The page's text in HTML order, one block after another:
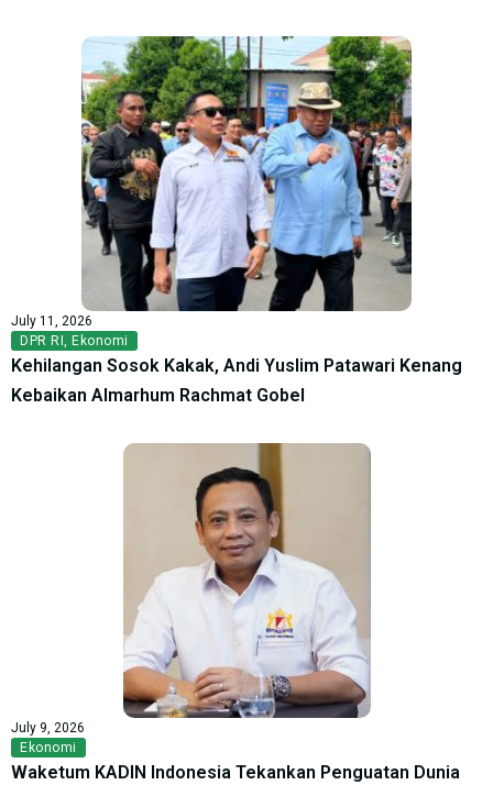
July 11, 2026
DPR RI , Ekonomi
Kehilangan Sosok Kakak, Andi Yuslim Patawari Kenang
Kebaikan Almarhum Rachmat Gobel
July 9, 2026
Ekonomi
Waketum KADIN Indonesia Tekankan Penguatan Dunia